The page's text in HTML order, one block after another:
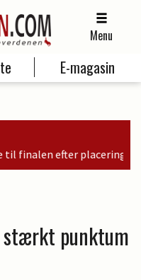
Menu
E-magasin
i kvalifikationen som nr.
stærkt punktum